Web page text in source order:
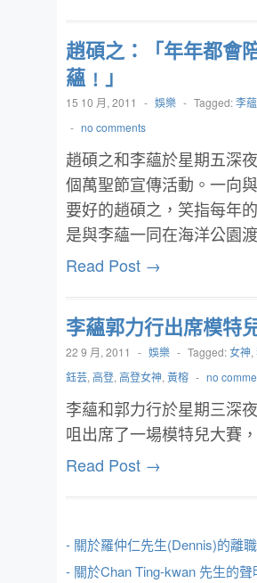
趙碩之：「年年都會
蘊﹗」
15 10 月, 2011 - 娛樂 - Tagged:李蘊
- no comments
趙碩之和李蘊於星期五深
個萬聖節宣傳活動。一向
要好的趙碩之，笑指每年
是與李蘊一同在海洋公園
Read Post →
李蘊郭力行出席模特
22 9 月, 2011 - 娛樂 - Tagged:女神,
鈺芸, 高登, 高登女神, 黃榕 - no
李蘊和郭力行於星期三深
咀出席了一場模特兒大賽
Read Post →
- 關於羅仲仁先生(Dennis)的離
- 關於Chan Ting-kwan 先生的聲